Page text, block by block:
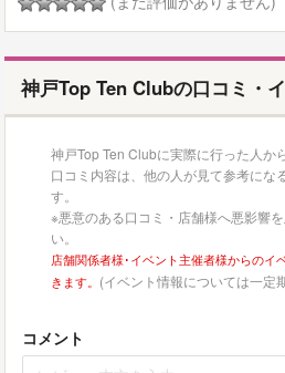
神戸Top Ten Clubの口コミ・
神戸Top Ten Clubに実際に行った人か
口コミ内容は、他の人が見て参考にな
す。
※悪意のある口コミ・店舗様へ悪影響
い。
店舗関係者様･イベント主催者様からのイ
きます。 (イベント情報については一定
コメント